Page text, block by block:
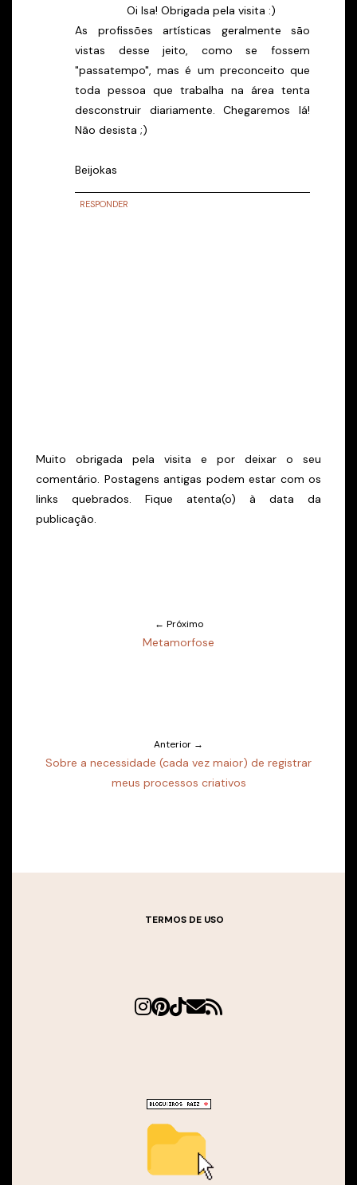
Oi Isa! Obrigada pela visita :)
As profissões artísticas geralmente são
vistas desse jeito, como se fossem
"passatempo", mas é um preconceito que
toda pessoa que trabalha na área tenta
desconstruir diariamente. Chegaremos lá!
Não desista ;)
Beijokas
RESPONDER
Muito obrigada pela visita e por deixar o seu
comentário. Postagens antigas podem estar com os
links quebrados. Fique atenta(o) à data da
publicação.
← Próximo
Metamorfose
Anterior →
Sobre a necessidade (cada vez maior) de registrar
meus processos criativos
TERMOS DE USO